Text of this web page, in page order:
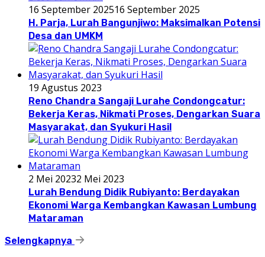
16 September 202516 September 2025
H. Parja, Lurah Bangunjiwo: Maksimalkan Potensi
Desa dan UMKM
19 Agustus 2023
Reno Chandra Sangaji Lurahe Condongcatur:
Bekerja Keras, Nikmati Proses, Dengarkan Suara
Masyarakat, dan Syukuri Hasil
2 Mei 20232 Mei 2023
Lurah Bendung Didik Rubiyanto: Berdayakan
Ekonomi Warga Kembangkan Kawasan Lumbung
Mataraman
Selengkapnya